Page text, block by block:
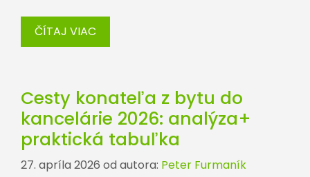
ČÍTAJ VIAC
Cesty konateľa z bytu do
kancelárie 2026: analýza+
praktická tabuľka
27. apríla 2026 od autora: Peter Furmaník